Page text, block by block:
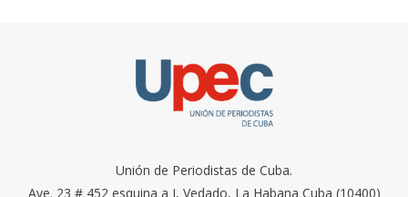
Unión de Periodistas de Cuba.
Ave. 23 # 452 esquina a I, Vedado, La Habana Cuba (10400)